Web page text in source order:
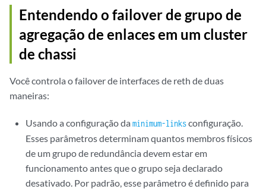
Entendendo o failover de grupo de
agregação de enlaces em um cluster
de chassi
Você controla o failover de interfaces de reth de duas
maneiras:
Usando a configuração daminimum-linksconfiguração.
Esses parâmetros determinam quantos membros físicos
de um grupo de redundância devem estar em
funcionamento antes que o grupo seja declarado
desativado. Por padrão, esse parâmetro é definido para